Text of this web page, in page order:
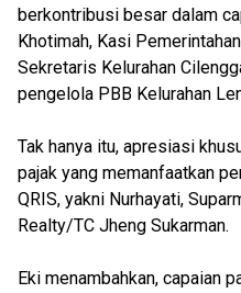
berkontribusi besar dalam
Khotimah, Kasi
Sekretaris Kelurahan
pengelola PBB Kelurahan
Tak hanya itu, apresiasi
pajak yang memanfaatkan
QRIS, yakni Nurhayati,
Realty/TC Jheng Sukarman.
Eki menambahkan, capaian